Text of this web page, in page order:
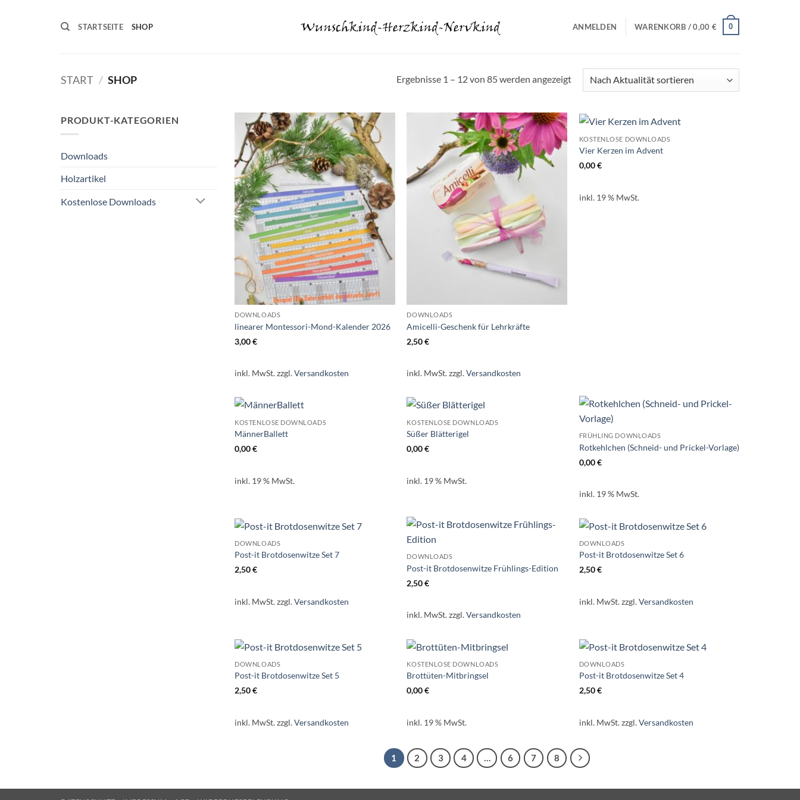
STARTSEITE SHOP ANMELDEN WARENKORB /0,00 € 0
START / SHOP Ergebnisse 1 – 12 von 85 werden angezeigtNach
Aktualität
PRODUKT-KATEGORIEN
Downloads
Holzartikel
Kostenlose Downloads
DOWNLOADS
linearer Montessori-Mond-Kalender 2026
3,00€
inkl. MwSt.zzgl.Versandkosten
DOWNLOADS
Amicelli-Geschenk für Lehrkräfte
2,50€
inkl. MwSt. zzgl.Versandkosten
KOSTENLOSE DOWNLOADS
Vier Kerzen im Advent
0,00€
inkl. 19 % MwSt.
KOSTENLOSE DOWNLOADS
MännerBallett
0,00€
inkl. 19 % MwSt.
KOSTENLOSE DOWNLOADS
Süßer Blätterigel
0,00€
inkl. 19 % MwSt.
FRÜHLING DOWNLOADS
Rotkehlchen (Schneid- und Prickel-Vorlage)
0,00€
inkl. 19 % MwSt.
DOWNLOADS
Post-it Brotdosenwitze Set 7
2,50€
inkl. MwSt.zzgl.Versandkosten
DOWNLOADS
Post-it Brotdosenwitze Frühlings-Edition
2,50€
inkl. MwSt. zzgl.Versandkosten
DOWNLOADS
Post-it Brotdosenwitze Set 6
2,50€
inkl. MwSt.zzgl.Versandkosten
DOWNLOADS
Post-it Brotdosenwitze Set 5
2,50€
inkl. MwSt.zzgl.Versandkosten
KOSTENLOSE DOWNLOADS
Brottüten-Mitbringsel
0,00€
inkl. 19 % MwSt.
DOWNLOADS
Post-it Brotdosenwitze Set 4
2,50€
inkl. MwSt.zzgl.Versandkosten
1 2 3 4 … 6 7 8